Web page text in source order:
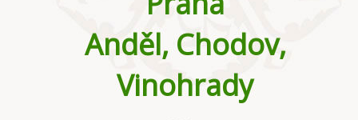
Anděl, Chodov,
Vinohrady